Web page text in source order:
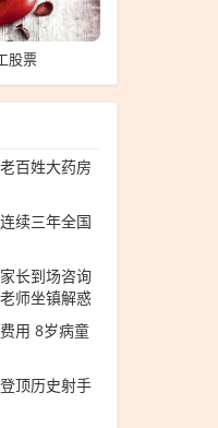
股票
百姓大药房
续三年全国
长到场咨询
师坐镇解惑
用 8岁病童
顶历史射手